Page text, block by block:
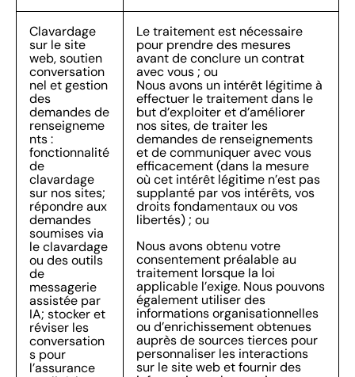
Clavardage
sur le site
web, soutien
conversation
nel et gestion
des
demandes de
renseigneme
nts :
fonctionnalité
de
clavardage
sur nos sites;
répondre aux
demandes
soumises via
le clavardage
ou des outils
de
messagerie
assistée par
IA; stocker et
réviser les
conversation
s pour
l’assurance
Le traitement est nécessaire
pour prendre des mesures
avant de conclure un contrat
avec vous ; ou
Nous avons un intérêt légitime à
effectuer le traitement dans le
but d’exploiter et d’améliorer
nos sites, de traiter les
demandes de renseignements
et de communiquer avec vous
efficacement (dans la mesure
où cet intérêt légitime n’est pas
supplanté par vos intérêts, vos
droits fondamentaux ou vos
libertés) ; ou
Nous avons obtenu votre
consentement préalable au
traitement lorsque la loi
applicable l’exige. Nous pouvons
également utiliser des
informations organisationnelles
ou d’enrichissement obtenues
auprès de sources tierces pour
personnaliser les interactions
sur le site web et fournir des